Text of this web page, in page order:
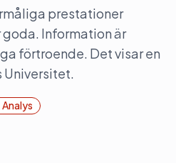
prestationer
Information är
förtroende. Det visar en